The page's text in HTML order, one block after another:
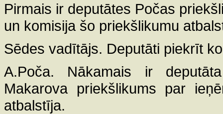
Pirmais ir deputātes Počas
un komisija šo priekšlikumu
Sēdes vadītājs. Deputāti piekrīt
A.Poča. Nākamais ir
Makarova priekšlikums par
atbalstīja.